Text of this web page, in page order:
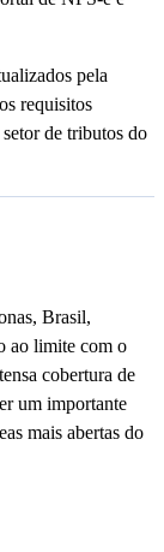
pela
requisitos
de tributos do
Brasil,
ao limite com o
cobertura de
um importante
mais abertas do